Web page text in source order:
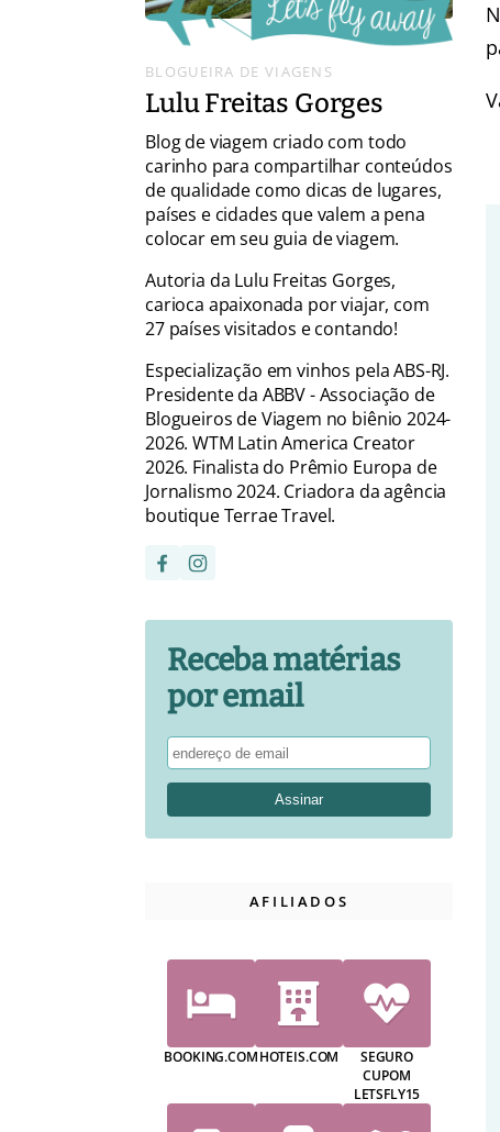
BLOGUEIRA DE VIAGENS
Lulu Freitas Gorges
Blog de viagem criado com todo
carinho para compartilhar conteúdos
de qualidade como dicas de lugares,
países e cidades que valem a pena
colocar em seu guia de viagem.
Autoria da Lulu Freitas Gorges,
carioca apaixonada por viajar, com
27 países visitados e contando!
Especialização em vinhos pela ABS-RJ.
Presidente da ABBV - Associação de
Blogueiros de Viagem no biênio 2024-
2026. WTM Latin America Creator
2026. Finalista do Prêmio Europa de
Jornalismo 2024. Criadora da agência
boutique Terrae Travel.
Receba matérias
por email
AFILIADOS
BOOKING.COMHOTEIS.COM
SEGURO
CUPOM
LETSFLY15